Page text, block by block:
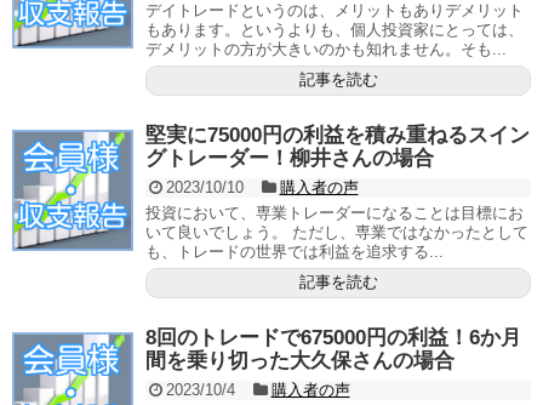
デイトレードというのは、メリットもありデメリット
もあります。というよりも、個人投資家にとっては、
デメリットの方が大きいのかも知れません。そも...
記事を読む
堅実に75000円の利益を積み重ねるスイン
グトレーダー！柳井さんの場合
2023/10/10
購入者の声
投資において、専業トレーダーになることは目標にお
いて良いでしょう。 ただし、専業ではなかったとして
も、トレードの世界では利益を追求する...
記事を読む
8回のトレードで675000円の利益！6か月
間を乗り切った大久保さんの場合
2023/10/4
購入者の声